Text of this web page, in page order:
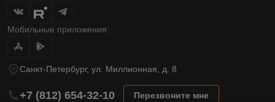
Мобильные приложения:
Санкт-Петербург, ул. Миллионная, д. 8
+7 (812) 654-32-10 Перезвоните мне